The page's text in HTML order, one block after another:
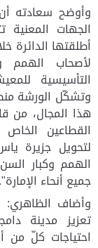
وأوضح سعادته
الجهات
أطلقتها الدائرة
لأصحاب الهمم
التأسيسية
وتشكّل الورشة
هذا المجال، من
القطاعين
لتحويل جزيرة
الهمم وكبار
جميع أنحاء الإمارة".
وأضاف الظاهري:
تعزيز مدينة
احتياجات كلّ من